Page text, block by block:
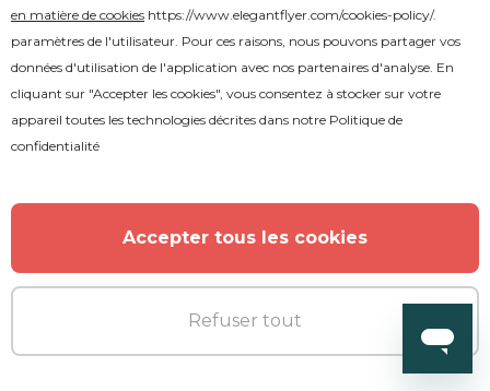
en matière de cookies https://www.elegantflyer.com/cookies-policy/.
paramètres de l'utilisateur. Pour ces raisons, nous pouvons partager vos
données d'utilisation de l'application avec nos partenaires d'analyse. En
cliquant sur "Accepter les cookies", vous consentez à stocker sur votre
appareil toutes les technologies décrites dans notre Politique de
confidentialité
Accepter tous les cookies
Refuser tout